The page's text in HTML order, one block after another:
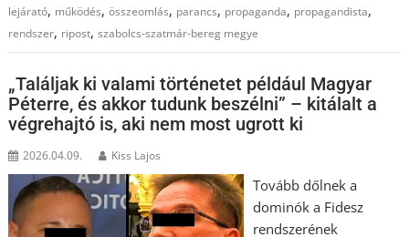
lejárató, működés,összeomlás, parancs, propaganda, propagandista,
rendszer, ripost,szabolcs-szatmár-bereg megye
„Találjak ki valami történetet például Magyar
Péterre, és akkor tudunk beszélni” – kitálalt a
végrehajtó is, aki nem most ugrott ki
2026.04.09. Kiss Lajos
Tovább dőlnek a
dominók a Fidesz
rendszerének